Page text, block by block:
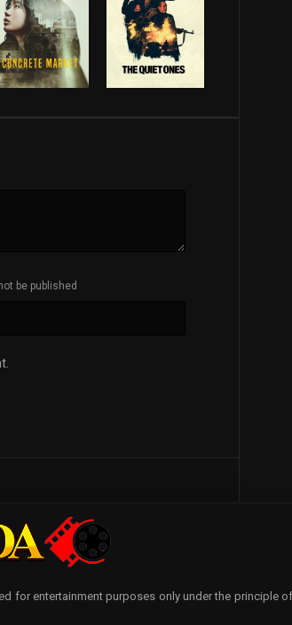
be published
for entertainment purposes only under the principle